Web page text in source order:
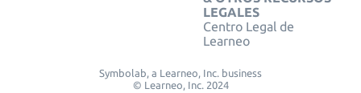
LEGALES
Centro Legal de
Learneo
Symbolab, a Learneo, Inc. business
© Learneo, Inc. 2024